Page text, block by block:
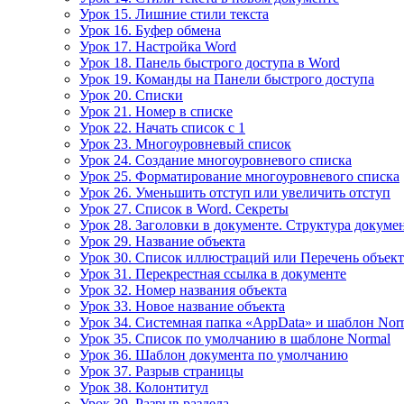
Урок 15. Лишние стили текста
Урок 16. Буфер обмена
Урок 17. Настройка Word
Урок 18. Панель быстрого доступа в Word
Урок 19. Команды на Панели быстрого доступа
Урок 20. Списки
Урок 21. Номер в списке
Урок 22. Начать список с 1
Урок 23. Многоуровневый список
Урок 24. Создание многоуровневого списка
Урок 25. Форматирование многоуровневого списка
Урок 26. Уменьшить отступ или увеличить отступ
Урок 27. Список в Word. Секреты
Урок 28. Заголовки в документе. Структура
Урок 29. Название объекта
Урок 30. Список иллюстраций или Перечень
Урок 31. Перекрестная ссылка в документе
Урок 32. Номер названия объекта
Урок 33. Новое название объекта
Урок 34. Системная папка «AppData» и шаблон
Урок 35. Список по умолчанию в шаблоне Normal
Урок 36. Шаблон документа по умолчанию
Урок 37. Разрыв страницы
Урок 38. Колонтитул